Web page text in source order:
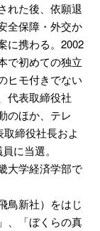
れた後、依願退
全保障・外交か
に携わる。2002
で初めての独立
ヒモ付きでない
代表取締役社
のほか、テレ
締役社長およ
に当選。
大学経済学部で
鳥新社）をはじ
、「ぼくらの真